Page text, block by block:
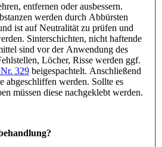
entfernen oder ausbessern.
werden durch Abbürsten
ist auf Neutralität zu prüfen und
Sinterschichten, nicht haftende
sind vor der Anwendung des
Löcher, Risse werden ggf.
329 beigespachtelt. Anschließend
abgeschliffen werden. Sollte es
müssen diese nachgeklebt werden.